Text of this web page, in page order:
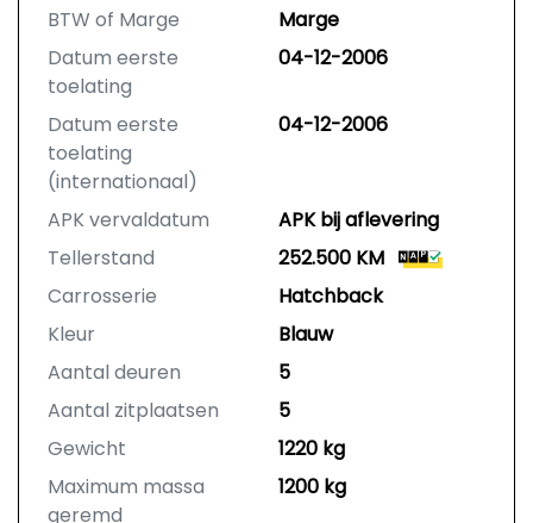
BTW of Marge
Marge
Datum eerste
toelating
04-12-2006
Datum eerste
toelating
(internationaal)
04-12-2006
APK vervaldatum
APK bij aflevering
Tellerstand
252.500 KM
Carrosserie
Hatchback
Kleur
Blauw
Aantal deuren
5
Aantal zitplaatsen
5
Gewicht
1220 kg
Maximum massa
geremd
1200 kg